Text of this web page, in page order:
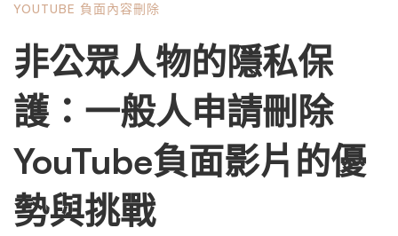
e）偽造他人言行、惡意剪輯使原始發言脈絡失真、刻意調
主要針對使用者行為，但若影片內容鼓勵或展示如何透過欺
騙手段增加觀看數或互動率，也可能構成誤導。 實質誤導
資訊：這是對付「假開箱」最核心的條款。指影片內容包含
不實資訊，可能造成觀眾在重要事項上受到誤導，特別是關
於產品安全、效能、成分或來源的虛假陳述。 1.2 適用於
「假開箱」的具體違規類型 針對開箱影片，以下情況通常
可被認定為誤導性內容： 捏造產品缺陷：宣稱產品具有實
際上不存在的問題。例如，在測試手機時刻意用力彎折、將
YOUTUBE 負面內容刪除
非公眾人物的隱私保
護：一般人申請刪除
YouTube負面影片的優
勢與挑戰